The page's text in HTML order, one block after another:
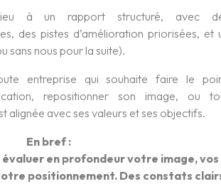
à un rapport structuré, avec
des pistes d’amélioration priorisées, et
sans nous pour la suite).
entreprise qui souhaite faire le
repositionner son image, ou
alignée avec ses valeurs et ses objectifs.
En bref :
en profondeur votre image, vos
positionnement. Des constats